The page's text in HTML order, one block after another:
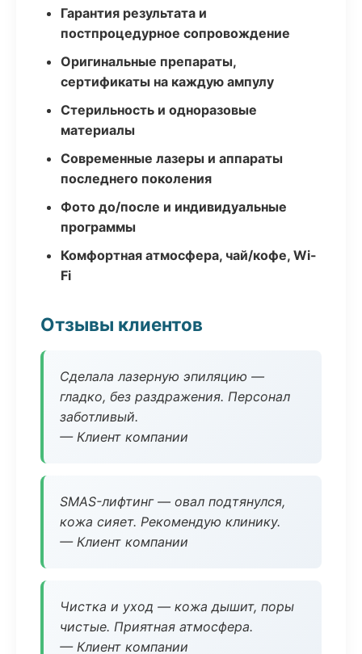
Гарантия результата и
постпроцедурное сопровождение
Оригинальные препараты,
сертификаты на каждую ампулу
Стерильность и одноразовые
материалы
Современные лазеры и аппараты
последнего поколения
Фото до/после и индивидуальные
программы
Комфортная атмосфера, чай/кофе, Wi-
Fi
Отзывы клиентов
Сделала лазерную эпиляцию —
гладко, без раздражения. Персонал
заботливый.
— Клиент компании
SMAS-лифтинг — овал подтянулся,
кожа сияет. Рекомендую клинику.
— Клиент компании
Чистка и уход — кожа дышит, поры
чистые. Приятная атмосфера.
— Клиент компании